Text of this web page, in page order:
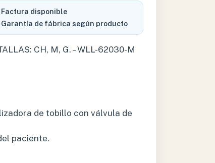
disponible
de fábrica según producto
CH, M, G. – WLL-62030-M
de tobillo con válvula de
paciente.